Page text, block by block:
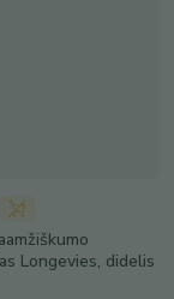
Longevies, didelis